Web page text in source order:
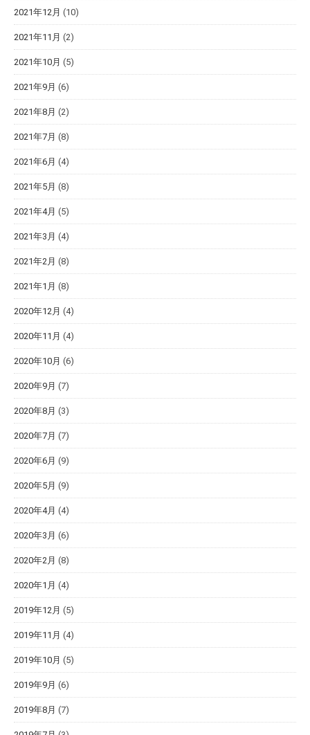
2021年12月 (10)
2021年11月 (2)
2021年10月 (5)
2021年9月 (6)
2021年8月 (2)
2021年7月 (8)
2021年6月 (4)
2021年5月 (8)
2021年4月 (5)
2021年3月 (4)
2021年2月 (8)
2021年1月 (8)
2020年12月 (4)
2020年11月 (4)
2020年10月 (6)
2020年9月 (7)
2020年8月 (3)
2020年7月 (7)
2020年6月 (9)
2020年5月 (9)
2020年4月 (4)
2020年3月 (6)
2020年2月 (8)
2020年1月 (4)
2019年12月 (5)
2019年11月 (4)
2019年10月 (5)
2019年9月 (6)
2019年8月 (7)